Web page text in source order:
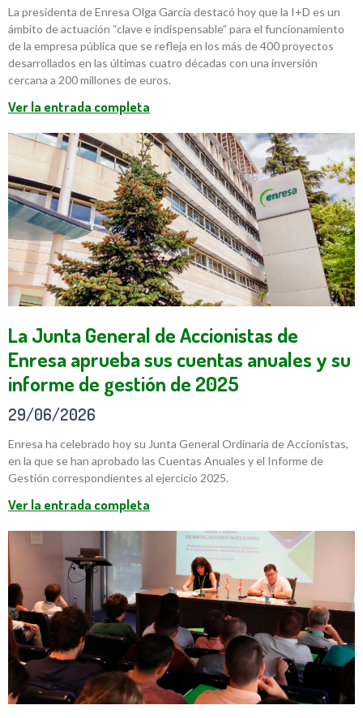
La presidenta de Enresa Olga García destacó hoy que la I+D es un
ámbito de actuación “clave e indispensable” para el funcionamiento
de la empresa pública que se refleja en los más de 400 proyectos
desarrollados en las últimas cuatro décadas con una inversión
cercana a 200 millones de euros.
Ver la entrada completa
La Junta General de Accionistas de
Enresa aprueba sus cuentas anuales y su
informe de gestión de 2025
29/06/2026
Enresa ha celebrado hoy su Junta General Ordinaria de Accionistas,
en la que se han aprobado las Cuentas Anuales y el Informe de
Gestión correspondientes al ejercicio 2025.
Ver la entrada completa